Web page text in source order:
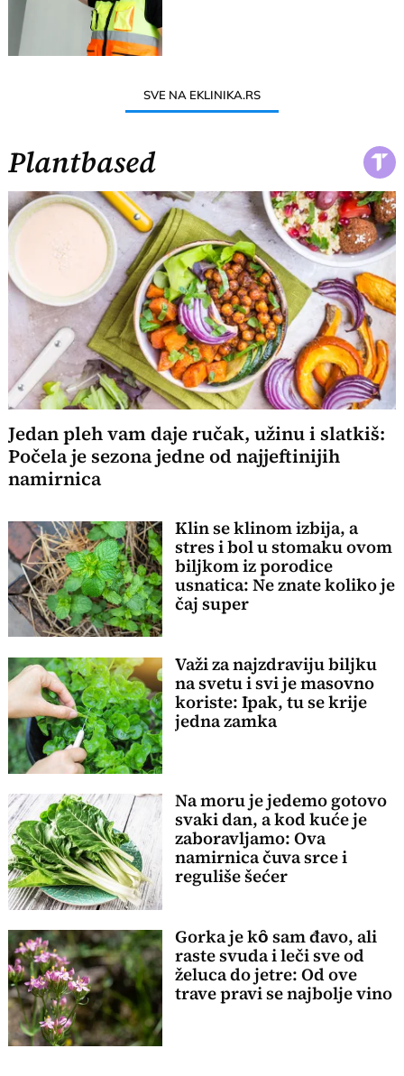
SVE NA EKLINIKA.RS
Plantbased
Jedan pleh vam daje ručak, užinu i slatkiš:
Počela je sezona jedne od najjeftinijih
namirnica
Klin se klinom izbija, a
stres i bol u stomaku ovom
biljkom iz porodice
usnatica: Ne znate koliko je
čaj super
Važi za najzdraviju biljku
na svetu i svi je masovno
koriste: Ipak, tu se krije
jedna zamka
Na moru je jedemo gotovo
svaki dan, a kod kuće je
zaboravljamo: Ova
namirnica čuva srce i
reguliše šećer
Gorka je kȏ sam đavo, ali
raste svuda i leči sve od
želuca do jetre: Od ove
trave pravi se najbolje vino